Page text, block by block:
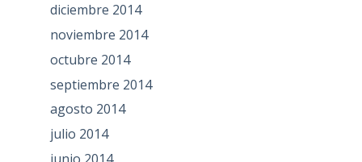
diciembre 2014
noviembre 2014
octubre 2014
septiembre 2014
agosto 2014
julio 2014